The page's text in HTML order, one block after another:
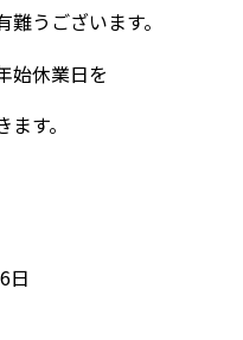
うございます。
始休業日を
す。
日